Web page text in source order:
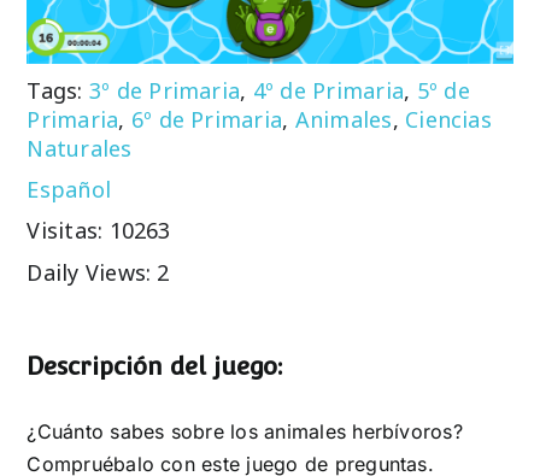
Tags: 3º de Primaria, 4º de Primaria, 5º de
Primaria, 6º de Primaria, Animales, Ciencias
Naturales
Español
Visitas: 10263
Daily Views: 2
Descripción del juego:
¿Cuánto sabes sobre los animales herbívoros?
Compruébalo con este juego de preguntas.